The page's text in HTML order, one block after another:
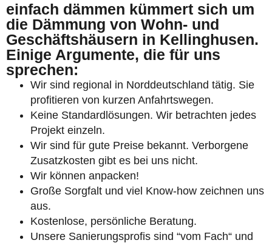
einfach dämmen kümmert sich um
die Dämmung von Wohn- und
Geschäftshäusern in Kellinghusen.
Einige Argumente, die für uns
sprechen:
Wir sind regional in Norddeutschland tätig. Sie
profitieren von kurzen Anfahrtswegen.
Keine Standardlösungen. Wir betrachten jedes
Projekt einzeln.
Wir sind für gute Preise bekannt. Verborgene
Zusatzkosten gibt es bei uns nicht.
Wir können anpacken!
Große Sorgfalt und viel Know-how zeichnen uns
aus.
Kostenlose, persönliche Beratung.
Unsere Sanierungsprofis sind “vom Fach“ und